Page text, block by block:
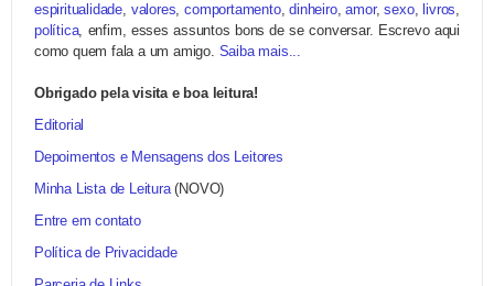
espiritualidade, valores,comportamento,dinheiro,amor,sexo, livros,
política, enfim, esses assuntos bons de se conversar. Escrevo aqui
como quem fala a um amigo. Saiba mais...
Obrigado pela visita e boa leitura!
Editorial
Depoimentos e Mensagens dos Leitores
Minha Lista de Leitura(NOVO)
Entre em contato
Política de Privacidade